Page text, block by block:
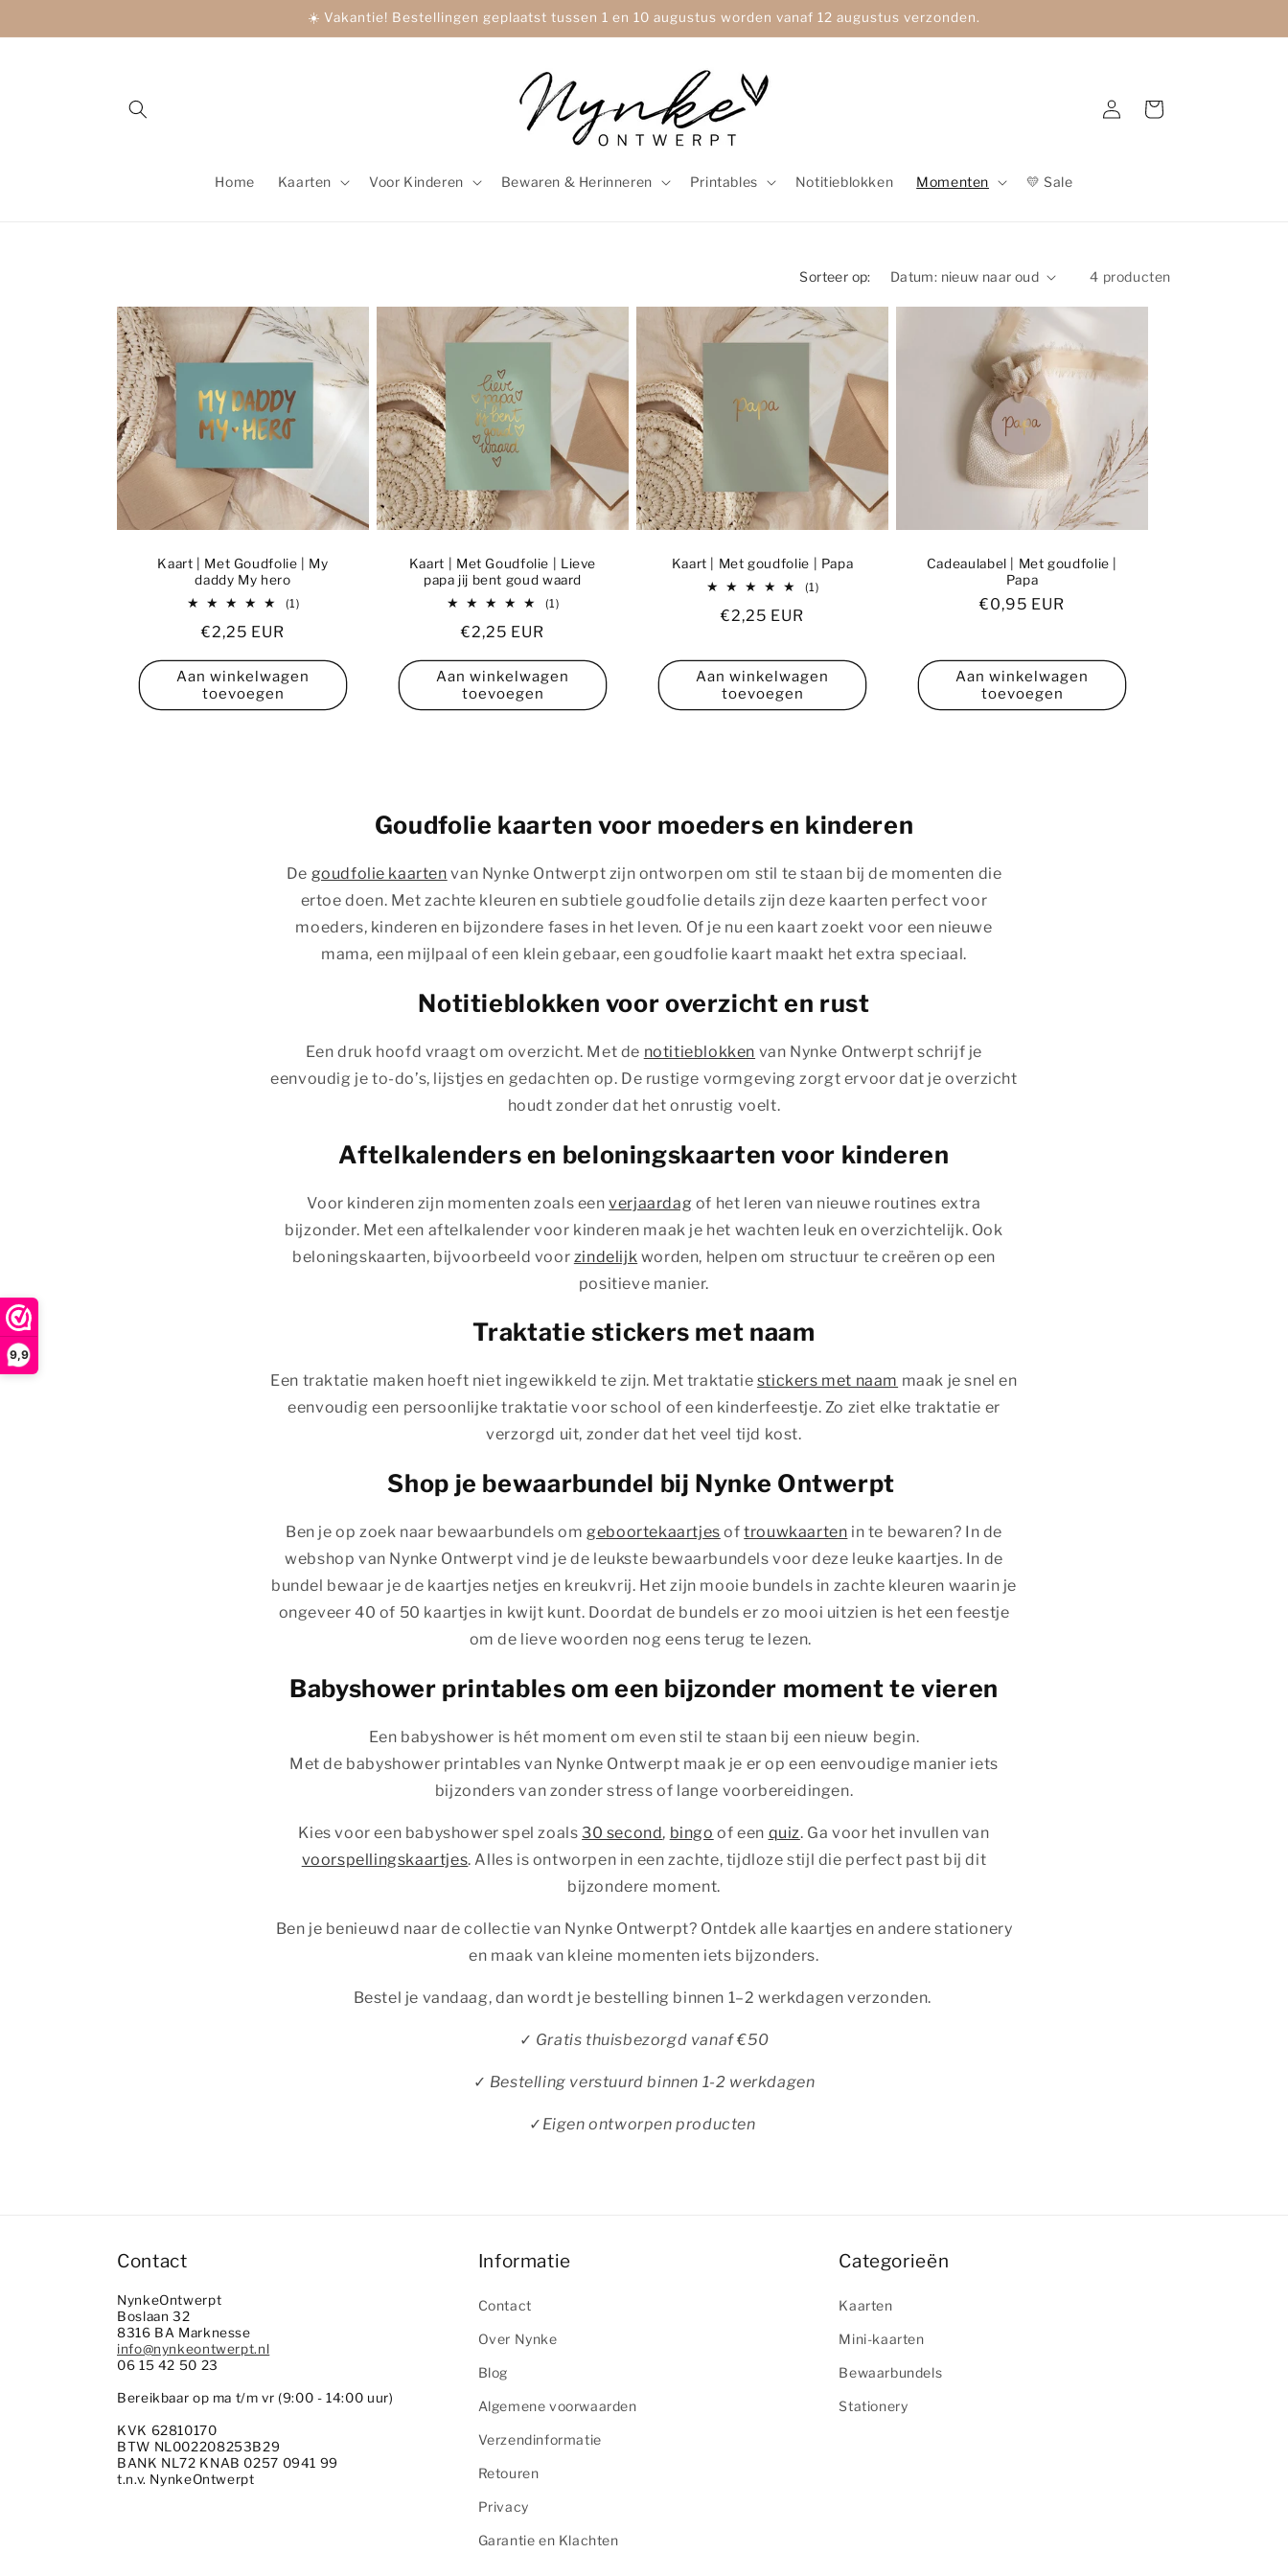
9,9
content
☀️ Vakantie! Bestellingen geplaatst tussen 1 en 10 augustus worden vanaf 12 augustus verzonden.
Home Kaarten Voor Kinderen Bewaren & Herinneren Printables Notitieblokken Momenten 💛 Sale
Inloggen
Winkelwagen
Sorteer op: 4 producten
Kaart | Met Goudfolie | My
daddy My hero
(1)1
Normale
prijs
€2,25 EUR
Aan winkelwagen
toevoegen
Kaart | Met Goudfolie | Lieve
papa jij bent goud waard
(1)1
Normale
prijs
€2,25 EUR
Aan winkelwagen
toevoegen
Kaart | Met goudfolie | Papa
(1)1
Normale
€2,25 EUR
Aan winkelwagen
toevoegen
Cadeaulabel | Met goudfolie |
Papa
Normale
€0,95 EUR
Aan winkelwagen
toevoegen
Goudfolie kaarten voor moeders en kinderen
De goudfolie kaarten van Nynke Ontwerpt zijn ontworpen om stil te staan bij de momenten die
ertoe doen. Met zachte kleuren en subtiele goudfolie details zijn deze kaarten perfect voor
moeders, kinderen en bijzondere fases in het leven. Of je nu een kaart zoekt voor een nieuwe
mama, een mijlpaal of een klein gebaar, een goudfolie kaart maakt het extra speciaal.
Notitieblokken voor overzicht en rust
Een druk hoofd vraagt om overzicht. Met de notitieblokken van Nynke Ontwerpt schrijf je
eenvoudig je to-do’s, lijstjes en gedachten op. De rustige vormgeving zorgt ervoor dat je overzicht
houdt zonder dat het onrustig voelt.
Aftelkalenders en beloningskaarten voor kinderen
Voor kinderen zijn momenten zoals eenverjaardag of het leren van nieuwe routines extra
bijzonder. Met een aftelkalender voor kinderen maak je het wachten leuk en overzichtelijk. Ook
beloningskaarten, bijvoorbeeld voor zindelijk worden, helpen om structuur te creëren op een
positieve manier.
Traktatie stickers met naam
Een traktatie maken hoeft niet ingewikkeld te zijn. Met traktatie stickers met naam maak je snel en
eenvoudig een persoonlijke traktatie voor school of een kinderfeestje. Zo ziet elke traktatie er
verzorgd uit, zonder dat het veel tijd kost.
Shop je bewaarbundel bij Nynke Ontwerpt
Ben je op zoek naar bewaarbundels omgeboortekaartjes oftrouwkaarten in te bewaren? In de
webshop van Nynke Ontwerpt vind je de leukste bewaarbundels voor deze leuke kaartjes. In de
bundel bewaar je de kaartjes netjes en kreukvrij. Het zijn mooie bundels in zachte kleuren waarin je
ongeveer 40 of 50 kaartjes in kwijt kunt. Doordat de bundels er zo mooi uitzien is het een feestje
om de lieve woorden nog eens terug te lezen.
Babyshower printables om een bijzonder moment te vieren
Een babyshower is hét moment om even stil te staan bij een nieuw begin.
Met de babyshower printables van Nynke Ontwerpt maak je er op een eenvoudige manier iets
bijzonders van zonder stress of lange voorbereidingen.
Kies voor een babyshower spel zoals30 second, bingo of een quiz. Ga voor het invullen van
voorspellingskaartjes. Alles is ontworpen in een zachte, tijdloze stijl die perfect past bij dit
bijzondere moment.
Ben je benieuwd naar de collectie van Nynke Ontwerpt? Ontdek alle kaartjes en andere stationery
en maak van kleine momenten iets bijzonders.
Bestel je vandaag, dan wordt je bestelling binnen 1–2 werkdagen verzonden.
✓ Gratis thuisbezorgd vanaf €50
✓ Bestelling verstuurd binnen 1-2 werkdagen
✓ Eigen ontworpen producten
Contact
NynkeOntwerpt
Boslaan 32
8316 BA Marknesse
info@nynkeontwerpt.nl
06 15 42 50 23
Bereikbaar op ma t/m vr (9:00 - 14:00 uur)
KVK 62810170
BTW NL002208253B29
BANK NL72 KNAB 0257 0941 99
t.n.v. NynkeOntwerpt
Informatie
Contact
Over Nynke
Blog
Algemene voorwaarden
Verzendinformatie
Retouren
Privacy
Garantie en Klachten
Categorieën
Kaarten
Mini-kaarten
Bewaarbundels
Stationery